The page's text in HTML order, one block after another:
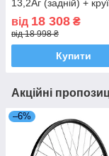
13,2Аг (задній) +
від 18 308 ₴
від 18 998 ₴
Купити
Акційні
–6%